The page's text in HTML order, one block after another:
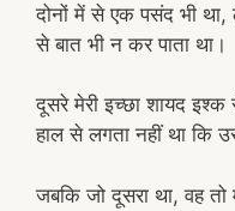
दोनों में से एक पसंद भी
से बात भी न कर पाता था।
दूसरे मेरी इच्छा शायद
हाल से लगता नहीं था कि
जबकि जो दूसरा था, वह तो